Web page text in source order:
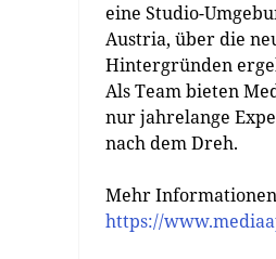
eine Studio-
Austria, über die
Hintergründen
Als Team bieten
nur jahrelange
nach dem Dreh.
Mehr
https://